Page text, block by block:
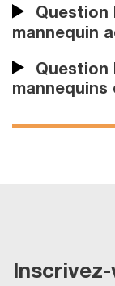
Question
mannequin
Question
mannequins